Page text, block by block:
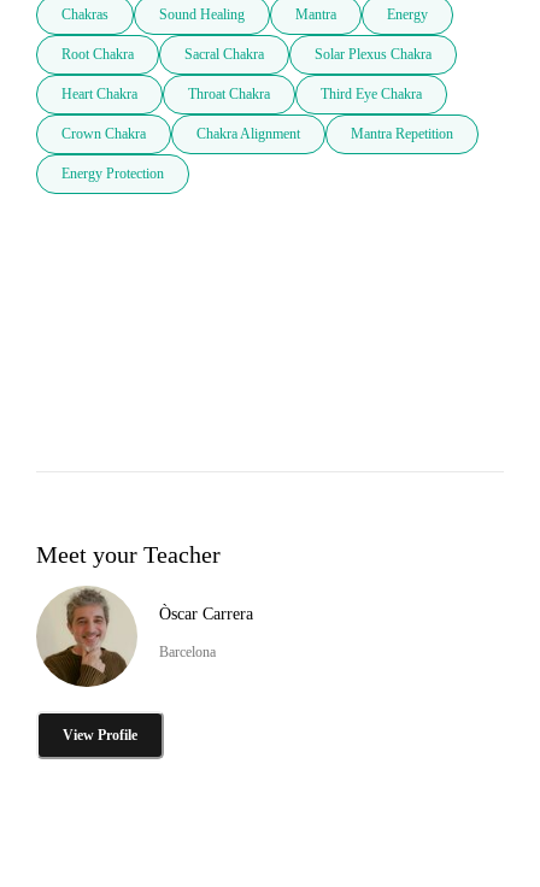
Chakras Sound Healing Mantra Energy
Root Chakra Sacral Chakra Solar Plexus Chakra
Heart Chakra Throat Chakra Third Eye Chakra
Crown Chakra Chakra Alignment Mantra Repetition
Energy Protection
Meet your Teacher
Òscar Carrera
Barcelona
View Profile